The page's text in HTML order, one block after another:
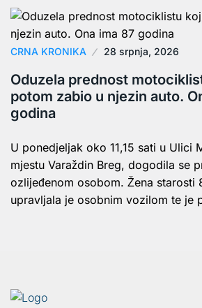
CRNA KRONIKA 28 srpnja, 2026
Oduzela prednost
potom zabio u njezin auto.
godina
U ponedjeljak oko 11,15 sati u Ulici
mjestu Varaždin Breg, dogodila se
ozlijeđenom osobom. Žena starosti
upravljala je osobnim vozilom te je